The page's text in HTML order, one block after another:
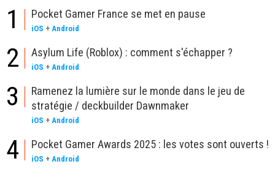
1 Pocket Gamer France se met en pause
iOS + Android
2 Asylum Life (Roblox) : comment s'échapper ?
iOS + Android
3
Ramenez la lumière sur le monde dans le jeu de
stratégie / deckbuilder Dawnmaker
iOS + Android
4 Pocket Gamer Awards 2025 : les votes sont ouverts !
iOS + Android